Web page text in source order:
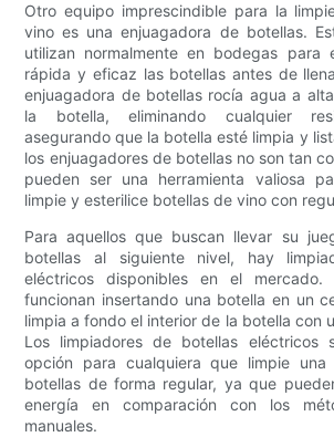
Otro equipo imprescindible para la
vino es una enjuagadora de botellas.
utilizan normalmente en bodegas para
rápida y eficaz las botellas antes de
enjuagadora de botellas rocía agua a
la botella, eliminando cualquier
asegurando que la botella esté limpia y
los enjuagadores de botellas no son tan
pueden ser una herramienta valiosa
limpie y esterilice botellas de vino con
Para aquellos que buscan llevar su
botellas al siguiente nivel, hay
eléctricos disponibles en el mercado.
funcionan insertando una botella en un
limpia a fondo el interior de la botella con
Los limpiadores de botellas eléctricos
opción para cualquiera que limpie
botellas de forma regular, ya que
energía en comparación con los
manuales.